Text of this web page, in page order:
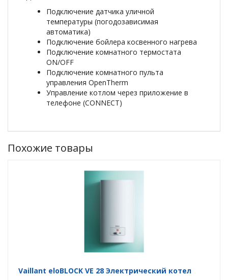
Подключение датчика уличной
температуры (погодозависимая
автоматика)
Подключение бойлера косвенного нагрева
Подключение комнатного термостата
ON/OFF
Подключение комнатного пульта
управления OpenTherm
Управление котлом через приложение в
телефоне (CONNECT)
Похожие товары
Vaillant eloBLOCK VE 28 Электрический котел